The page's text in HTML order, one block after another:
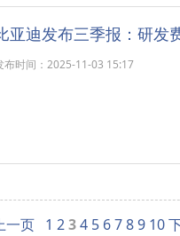
亚迪发布三季报：研发
布时间：2025-11-03 15:17
一页 1 2 3 4 5 6 7 8 9 10